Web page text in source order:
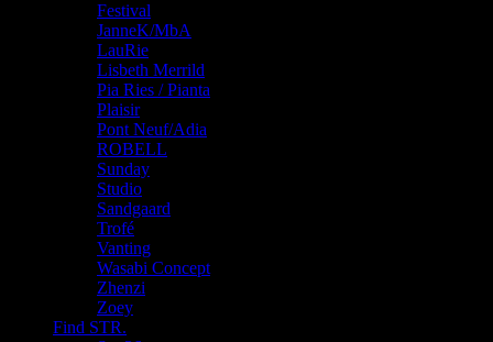
Festival
JanneK/MbA
LauRie
Lisbeth Merrild
Pia Ries / Pianta
Plaisir
Pont Neuf/Adia
ROBELL
Sunday
Studio
Sandgaard
Trofé
Vanting
Wasabi Concept
Zhenzi
Zoey
Find STR.